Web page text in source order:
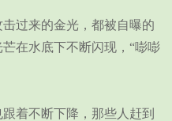
过来的金光，都被自曝的
在水底下不断闪现，“嘭嘭
着不断下降，那些人赶到